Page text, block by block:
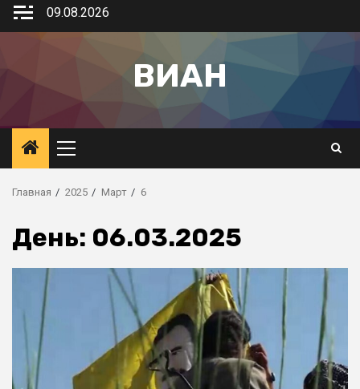
09.08.2026
ВИАН
Главная 2025 Март 6
День: 06.03.2025